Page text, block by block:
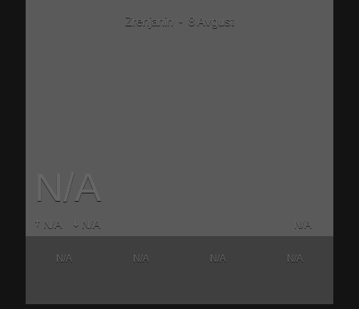
Zrenjanin - 8 Avgust
N/A N/A N/A
N/A
N/A N/A N/A N/A